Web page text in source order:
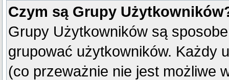
Czym są Grupy
Grupy Użytkowników są
grupować użytkowników. Każdy
(co przeważnie nie jest możliwe